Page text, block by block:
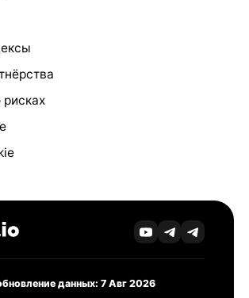
данных: 7 Авг 2026